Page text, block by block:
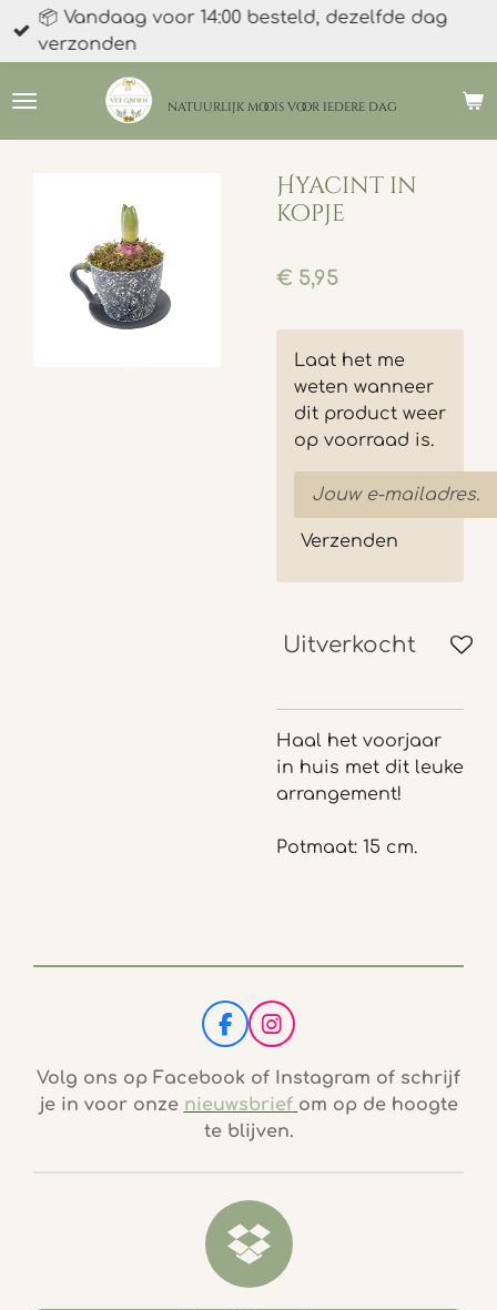
Ga
direct
de
natuurlijk moois voor iedere dag
📦 Vandaag voor 14:00 besteld, dezelfde dag
verzonden
Hyacint in
kopje
€ 5,95
Laat het me
weten wanneer
dit product weer
op voorraad is.
Verzenden
Uitverkocht
Haal het voorjaar
in huis met dit leuke
arrangement!
Potmaat: 15 cm.
F
a
c
b
o
k
I
n
s
t
a
g
a
Volg ons op Facebook of Instagram of schrijf
je in voor onze nieuwsbrief om op de hoogte
te blijven.